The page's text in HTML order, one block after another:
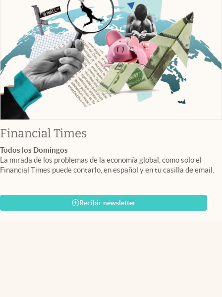
Financial Timesabre en nueva pestaña
Todos los Domingos
La mirada de los problemas de la economía global, como solo el
Financial Times puede contarlo, en español y en tu casilla de email.
Recibir newsletter